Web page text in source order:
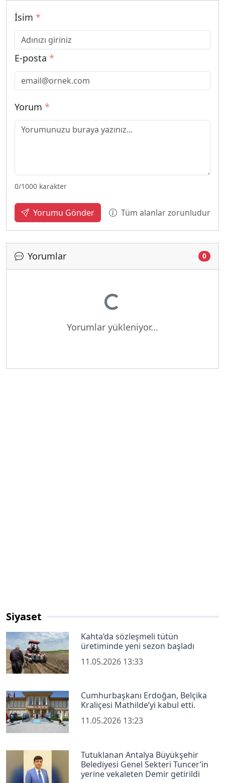
İsim *
E-posta *
Yorum *
0/1000 karakter
Yorumu Gönder Tüm alanlar zorunludur
Yorumlar 0
Yükleniyor...
Yorumlar yükleniyor...
Siyaset
Kahta’da sözleşmeli tütün
üretiminde yeni sezon başladı
11.05.2026 13:33
Cumhurbaşkanı Erdoğan, Belçika
Kraliçesi Mathilde’yi kabul etti.
11.05.2026 13:23
Tutuklanan Antalya Büyükşehir
Belediyesi Genel Sekteri Tuncer’in
yerine vekaleten Demir getirildi